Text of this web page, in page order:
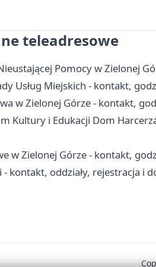
teleadresowe
Pomocy w Zielonej
Usług Miejskich - kontakt,
w Zielonej Górze - kontakt,
Kultury i Edukacji Dom
w Zielonej Górze - kontakt,
kontakt, oddziały, rejestracja i